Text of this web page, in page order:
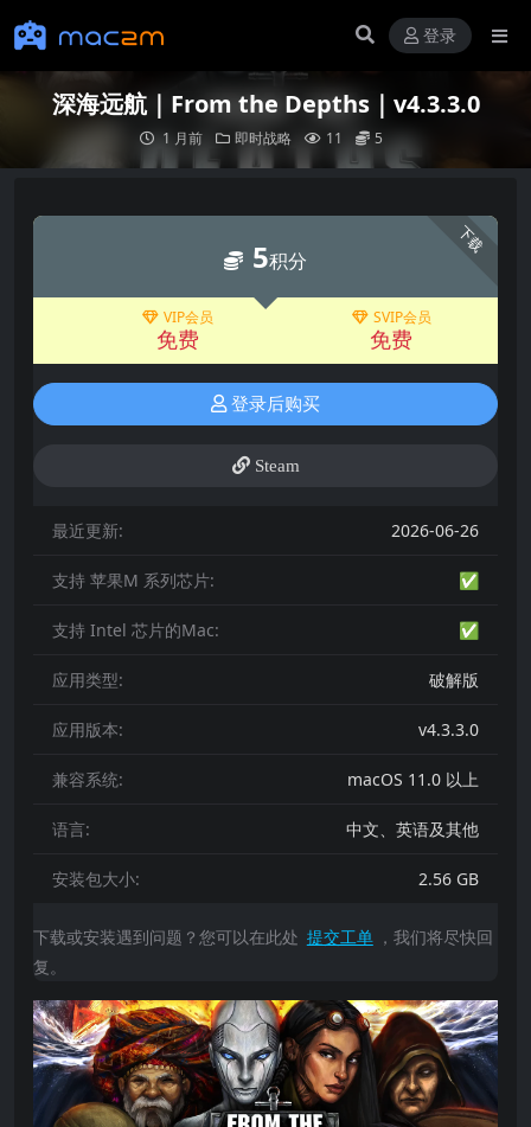
登录
深海远航｜From the Depths｜v4.3.3.0
1 月前 即时战略 11 5
下载
5积分
VIP会员
免费
SVIP会员
免费
登录后购买
Steam
最近更新: 2026-06-26
支持 苹果M 系列芯片: ✅
支持 Intel 芯片的Mac: ✅
应用类型: 破解版
应用版本: v4.3.3.0
兼容系统: macOS 11.0 以上
语言: 中文、英语及其他
安装包大小: 2.56 GB
下载或安装遇到问题？您可以在此处 提交工单 ，我们将尽快回
复。